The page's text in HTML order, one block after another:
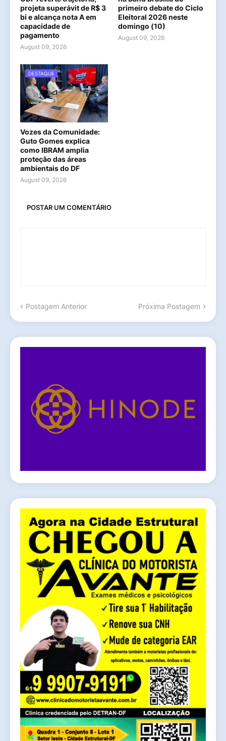
projeta superávit de R$ 3
bi e alcança nota A em
capacidade de
pagamento
August 09, 2026
primeiro debate do Ciclo
Eleitoral 2026 neste
domingo (10)
August 09, 2026
DESTAQUE
Vozes da Comunidade:
Guto Gomes explica
como IBRAM amplia
proteção das áreas
ambientais do DF
August 09, 2026
POSTAR UM COMENTÁRIO
Postagem Anterior Próxima Postagem